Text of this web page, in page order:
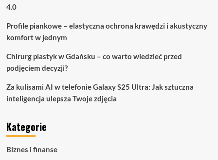
4.0
Profile piankowe – elastyczna ochrona krawędzi i akustyczny
komfort w jednym
Chirurg plastyk w Gdańsku – co warto wiedzieć przed
podjęciem decyzji?
Za kulisami AI w telefonie Galaxy S25 Ultra: Jak sztuczna
inteligencja ulepsza Twoje zdjęcia
Kategorie
Biznes i finanse